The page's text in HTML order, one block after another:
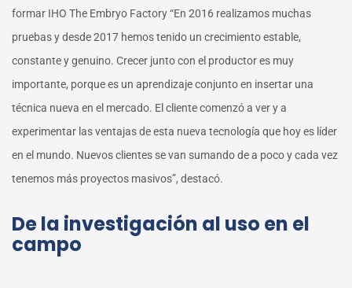
formar IHO The Embryo Factory “En 2016 realizamos muchas
pruebas y desde 2017 hemos tenido un crecimiento estable,
constante y genuino. Crecer junto con el productor es muy
importante, porque es un aprendizaje conjunto en insertar una
técnica nueva en el mercado. El cliente comenzó a ver y a
experimentar las ventajas de esta nueva tecnología que hoy es líder
en el mundo. Nuevos clientes se van sumando de a poco y cada vez
tenemos más proyectos masivos”, destacó.
De la investigación al uso en el
campo